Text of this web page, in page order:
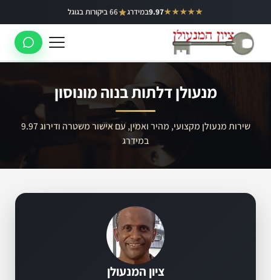
לתוכן
★★★★★
9.97במידרג 66 ביקורות בגוגל באר יעקב
ראשון לציון
רמלה
מנעולן דלתות בנוה מונוסון
שירות מנעולן מקצועי, מהיר ואמין, עם אישור משטרה ודירוג 9.97
במידרג
ציון המנעולן